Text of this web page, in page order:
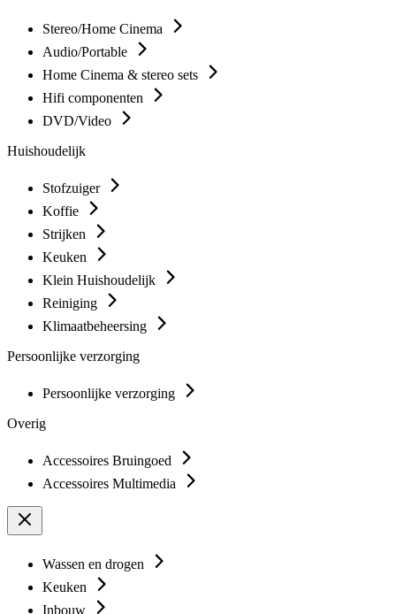
Stereo/Home Cinema
Audio/Portable
Home Cinema & stereo sets
Hifi componenten
DVD/Video
Huishoudelijk
Stofzuiger
Koffie
Strijken
Keuken
Klein Huishoudelijk
Reiniging
Klimaatbeheersing
Persoonlijke verzorging
Persoonlijke verzorging
Overig
Accessoires Bruingoed
Accessoires Multimedia
Wassen en drogen
Keuken
Inbouw